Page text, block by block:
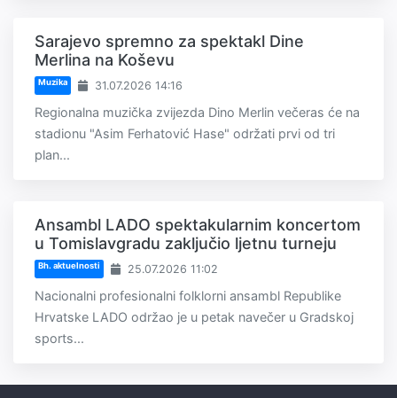
Sarajevo spremno za spektakl Dine
Merlina na Koševu
Muzika 31.07.2026 14:16
Regionalna muzička zvijezda Dino Merlin večeras će na
stadionu "Asim Ferhatović Hase" održati prvi od tri
plan...
Ansambl LADO spektakularnim koncertom
u Tomislavgradu zaključio ljetnu turneju
Bh. aktuelnosti 25.07.2026 11:02
Nacionalni profesionalni folklorni ansambl Republike
Hrvatske LADO održao je u petak navečer u Gradskoj
sports...